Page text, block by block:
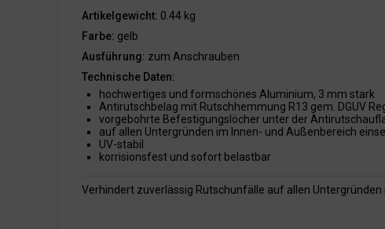
Artikelgewicht: 0.44 kg
Farbe: gelb
Ausführung: zum Anschrauben
Technische Daten:
hochwertiges und formschönes Aluminium, 3 mm stark
Antirutschbelag mit Rutschhemmung R13 gem. DGUV
vorgebohrte Befestigungslöcher unter der
auf allen Untergründen im Innen- und Außenbereich
UV-stabil
korrisionsfest und sofort belastbar
Verhindert zuverlässig Rutschunfälle auf allen Untergründen